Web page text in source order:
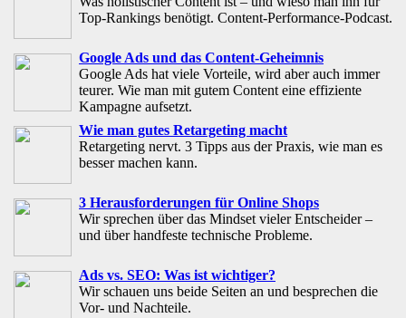
Top-Rankings benötigt. Content-Performance-Podcast.
Google Ads und das Content-Geheimnis
Google Ads hat viele Vorteile, wird aber auch immer
teurer. Wie man mit gutem Content eine effiziente
Kampagne aufsetzt.
Wie man gutes Retargeting macht
Retargeting nervt. 3 Tipps aus der Praxis, wie man es
besser machen kann.
3 Herausforderungen für Online Shops
Wir sprechen über das Mindset vieler Entscheider –
und über handfeste technische Probleme.
Ads vs. SEO: Was ist wichtiger?
Wir schauen uns beide Seiten an und besprechen die
Vor- und Nachteile.